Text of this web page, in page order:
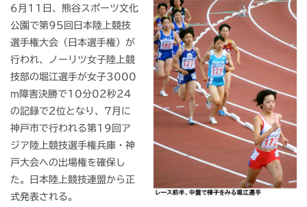
6月11日、熊谷スポーツ文化
公園で第95回日本陸上競技
選手権大会（日本選手権）が
行われ、ノーリツ女子陸上競
技部の堀江選手が女子3000
m障害決勝で10分02秒24
の記録で2位となり、7月に
神戸市で行われる第19回ア
ジア陸上競技選手権兵庫・神
戸大会への出場権を確保し
た。日本陸上競技連盟から正
式発表される。